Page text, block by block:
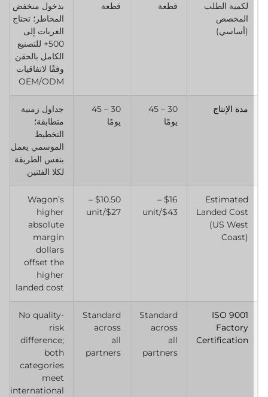
لكمية الطلب
المخصص
(أساسي)
قطعة
قطعة
بدخول منخفض
المخاطر؛ تحتاج
العربات إلى
500+ للتصنيع
الكامل بالحقن
وفقًا لاتفاقيات
OEM/ODM
مدة الإنتاج
30 – 45
30 – 45
جداول زمنية
متطابقة؛
التخطيط
الموسمي يعمل
بنفس الطريقة
لكلا الفئتين
Estimated
Landed Cost
(US West
Coast)
$16 –
$43/unit
$10.50 –
$27/unit
Wagon’s
higher
absolute
margin
dollars
offset the
higher
landed cost
ISO 9001
Factory
Certification
Standard
across
partners
Standard
across
partners
No quality-
risk
difference;
both
categories
meet
international